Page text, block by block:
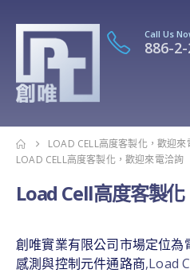
Call Us
886-
LOAD CELL高度客製化，歡迎來
LOAD CELL高度客製化，歡迎來電洽詢
Load Cell高度客製
創唯實業有限公司市場定位
感測與控制元件通路商,Load